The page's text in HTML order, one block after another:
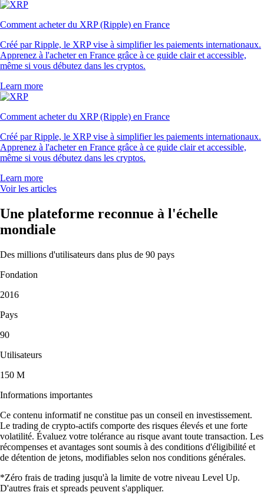
Comment acheter du XRP (Ripple) en France
Créé par Ripple, le XRP vise à simplifier les paiements internationaux.
Apprenez à l'acheter en France grâce à ce guide clair et accessible,
même si vous débutez dans les cryptos.
Learn more
Comment acheter du XRP (Ripple) en France
Créé par Ripple, le XRP vise à simplifier les paiements internationaux.
Apprenez à l'acheter en France grâce à ce guide clair et accessible,
même si vous débutez dans les cryptos.
Learn more
Voir les articles
Une plateforme reconnue à l'échelle
mondiale
Des millions d'utilisateurs dans plus de 90 pays
Fondation
2016
Pays
90
Utilisateurs
150 M
Informations importantes
Ce contenu informatif ne constitue pas un conseil en investissement.
Le trading de crypto-actifs comporte des risques élevés et une forte
volatilité. Évaluez votre tolérance au risque avant toute transaction. Les
récompenses et avantages sont soumis à des conditions d'éligibilité et
de détention de jetons, modifiables selon nos conditions générales.
*Zéro frais de trading jusqu'à la limite de votre niveau Level Up.
D'autres frais et spreads peuvent s'appliquer.